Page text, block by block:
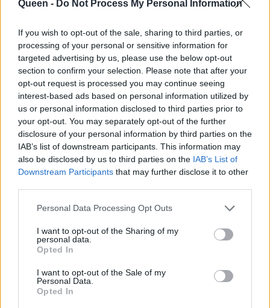
Queen - Do Not Process My Personal Information
If you wish to opt-out of the sale, sharing to third parties, or
processing of your personal or sensitive information for
targeted advertising by us, please use the below opt-out
section to confirm your selection. Please note that after your
opt-out request is processed you may continue seeing
interest-based ads based on personal information utilized by
us or personal information disclosed to third parties prior to
your opt-out. You may separately opt-out of the further
disclosure of your personal information by third parties on the
IAB’s list of downstream participants. This information may
also be disclosed by us to third parties on the IAB’s List of
Downstream Participants that may further disclose it to other
Personal Data Processing Opt Outs
I want to opt-out of the Sharing of my
personal data.
Opted In
I want to opt-out of the Sale of my
Personal Data.
Opted In
Ρολόι Marc by Marc Jacobs εδώ
ΔαχτυλίδιLi-La-Loσε χρυσό και ασήμιεδώ